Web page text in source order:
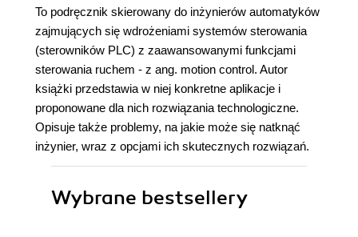
To podręcznik skierowany do inżynierów automatyków
zajmujących się wdrożeniami systemów sterowania
(sterowników PLC) z zaawansowanymi funkcjami
sterowania ruchem - z ang. motion control. Autor
książki przedstawia w niej konkretne aplikacje i
proponowane dla nich rozwiązania technologiczne.
Opisuje także problemy, na jakie może się natknąć
inżynier, wraz z opcjami ich skutecznych rozwiązań.
Wybrane bestsellery